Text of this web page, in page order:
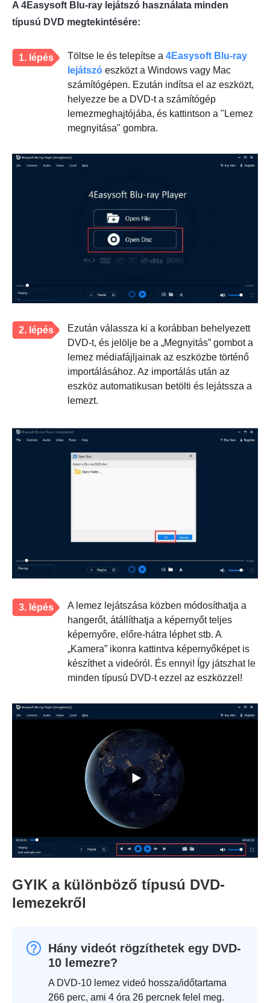
A 4Easysoft Blu-ray lejátszó használata minden
típusú DVD megtekintésére:
1. lépés Töltse le és telepítse a 4Easysoft Blu-ray
lejátszó eszközt a Windows vagy Mac
számítógépen. Ezután indítsa el az eszközt,
helyezze be a DVD-t a számítógép
lemezmeghajtójába, és kattintson a "Lemez
megnyitása" gombra.
2. lépés
Ezután válassza ki a korábban behelyezett
DVD-t, és jelölje be a „Megnyitás” gombot a
lemez médiafájljainak az eszközbe történő
importálásához. Az importálás után az
eszköz automatikusan betölti és lejátssza a
lemezt.
3. lépés
A lemez lejátszása közben módosíthatja a
hangerőt, átállíthatja a képernyőt teljes
képernyőre, előre-hátra léphet stb. A
„Kamera” ikonra kattintva képernyőképet is
készíthet a videóról. És ennyi! Így játszhat le
minden típusú DVD-t ezzel az eszközzel!
GYIK a különböző típusú DVD-
lemezekről
Hány videót rögzíthetek egy DVD-
10 lemezre?
A DVD-10 lemez videó hossza/időtartama
266 perc, ami 4 óra 26 percnek felel meg.